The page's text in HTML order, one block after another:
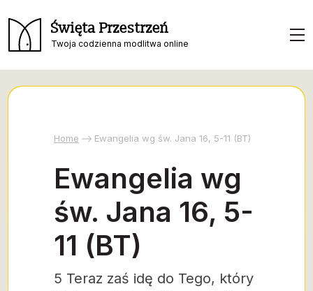
Święta Przestrzeń
Twoja codzienna modlitwa online
Home Ewangelia wg św. Jana 16, 5-11 (BT)
Ewangelia wg
św. Jana 16, 5-
11 (BT)
5 Teraz zaś idę do Tego, który